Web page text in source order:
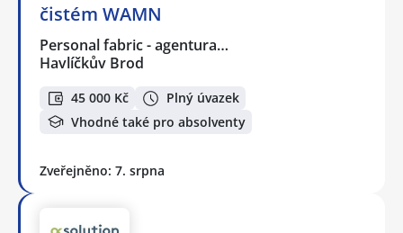
čistém WAMN
Personal fabric - agentura…
Havlíčkův Brod
45 000 Kč
Plný úvazek
Vhodné také pro absolventy
Zveřejněno: 7. srpna